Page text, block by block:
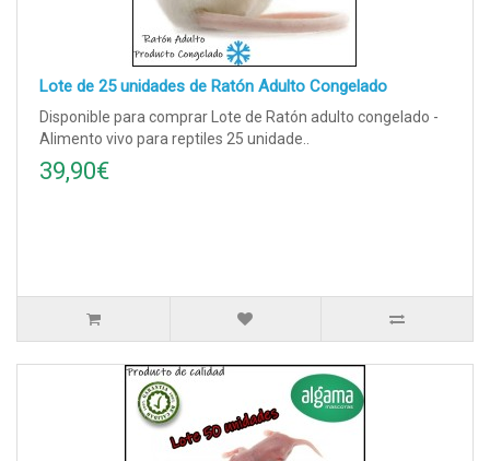
Lote de 25 unidades de Ratón Adulto Congelado
Disponible para comprar Lote de Ratón adulto congelado -
Alimento vivo para reptiles 25 unidade..
39,90€